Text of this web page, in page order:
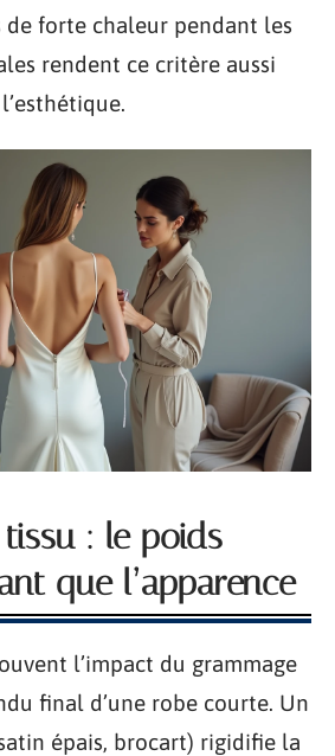
de forte chaleur pendant les
rendent ce critère aussi
: le poids
que l’apparence
l’impact du grammage
final d’une robe courte. Un
épais, brocart) rigidifie la